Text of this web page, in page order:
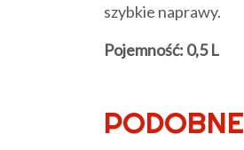
szybkie naprawy.
Pojemność: 0,5 L